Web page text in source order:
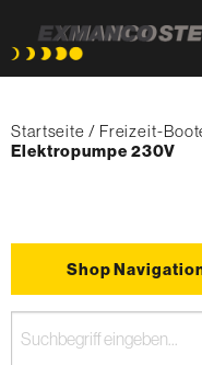
zum
Inhalt
Startseite
Freizeit-
{'Current'|t}:
Elektropumpe 230V
Shop